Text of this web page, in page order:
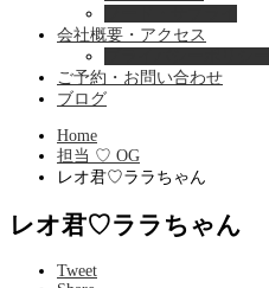
会社概要・アクセス
ご予約・お問い合わせ
ブログ
Home
担当 ♡ OG
レオ君♡ララちゃん
レオ君♡ララちゃん
Tweet